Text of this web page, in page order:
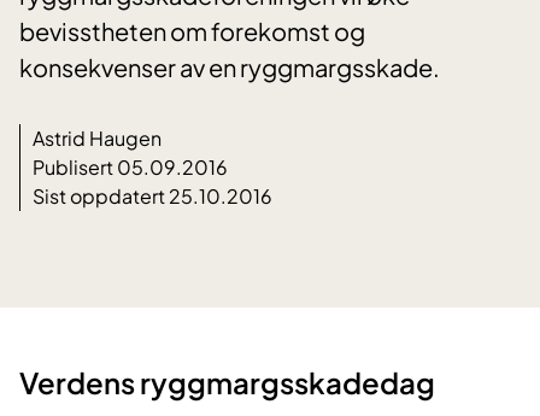
bevisstheten om forekomst og
konsekvenser av en ryggmargsskade.
Astrid Haugen
Publisert 05.09.2016
Sist oppdatert 25.10.2016
Verdens ryggmargsskadedag